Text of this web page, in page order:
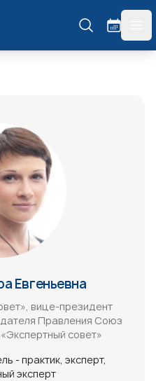
Евгеньевна
вице-президент
Правления Союз
совет»
- практик эксперт
эксперт